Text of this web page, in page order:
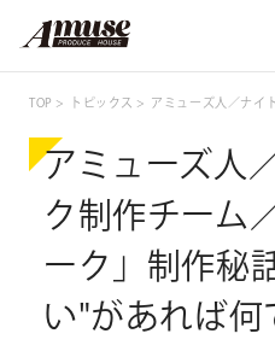
TOP トピックス アミューズ人／ナイトウォーク制作チ
アミューズ人
ク制作チーム
ーク」制作秘
い"があれば